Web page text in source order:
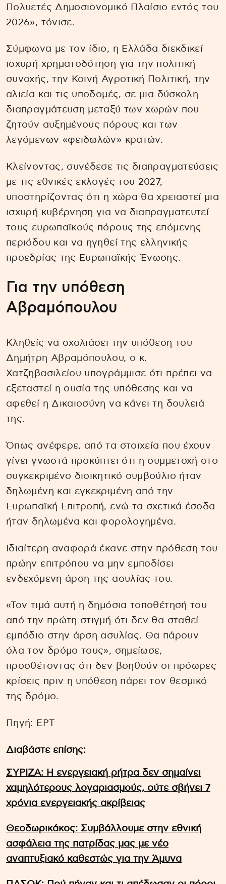
Πολυετές Δημοσιονομικό Πλαίσιο εντός του
2026», τόνισε.
Σύμφωνα με τον ίδιο, η Ελλάδα διεκδικεί
ισχυρή χρηματοδότηση για την πολιτική
συνοχής, την Κοινή Αγροτική Πολιτική, την
αλιεία και τις υποδομές, σε μια δύσκολη
διαπραγμάτευση μεταξύ των χωρών που
ζητούν αυξημένους πόρους και των
λεγόμενων «φειδωλών» κρατών.
Κλείνοντας, συνέδεσε τις διαπραγματεύσεις
με τις εθνικές εκλογές του 2027,
υποστηρίζοντας ότι η χώρα θα χρειαστεί μια
ισχυρή κυβέρνηση για να διαπραγματευτεί
τους ευρωπαϊκούς πόρους της επόμενης
περιόδου και να ηγηθεί της ελληνικής
προεδρίας της Ευρωπαϊκής Ένωσης.
Για την υπόθεση
Αβραμόπουλου
Κληθείς να σχολιάσει την υπόθεση του
Δημήτρη Αβραμόπουλου, ο κ.
Χατζηβασιλείου υπογράμμισε ότι πρέπει να
εξεταστεί η ουσία της υπόθεσης και να
αφεθεί η Δικαιοσύνη να κάνει τη δουλειά
της.
Όπως ανέφερε, από τα στοιχεία που έχουν
γίνει γνωστά προκύπτει ότι η συμμετοχή στο
συγκεκριμένο διοικητικό συμβούλιο ήταν
δηλωμένη και εγκεκριμένη από την
Ευρωπαϊκή Επιτροπή, ενώ τα σχετικά έσοδα
ήταν δηλωμένα και φορολογημένα.
Ιδιαίτερη αναφορά έκανε στην πρόθεση του
πρώην επιτρόπου να μην εμποδίσει
ενδεχόμενη άρση της ασυλίας του.
«Τον τιμά αυτή η δημόσια τοποθέτησή του
από την πρώτη στιγμή ότι δεν θα σταθεί
εμπόδιο στην άρση ασυλίας. Θα πάρουν
όλα τον δρόμο τους», σημείωσε,
προσθέτοντας ότι δεν βοηθούν οι πρόωρες
κρίσεις πριν η υπόθεση πάρει τον θεσμικό
της δρόμο.
Πηγή: EΡΤ
Διαβάστε επίσης:
ΣΥΡΙΖΑ: Η ενεργειακή ρήτρα δεν σημαίνει
χαμηλότερους λογαριασμούς, ούτε σβήνει 7
χρόνια ενεργειακής ακρίβειας
Θεοδωρικάκος: Συμβάλλουμε στην εθνική
ασφάλεια της πατρίδας μας με νέο
αναπτυξιακό καθεστώς για την Άμυνα